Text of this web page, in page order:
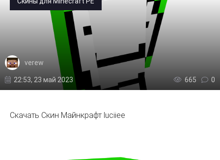
verew
22:53, 23 май 2023 665 0
Скачать Скин Майнкрафт luciiee